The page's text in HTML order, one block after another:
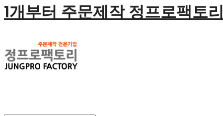
1개부터 주문제작 정프로팩토리